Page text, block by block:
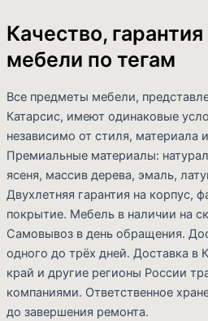
Качество,
мебели по тегам
Все предметы мебели,
Катарсис, имеют одинаковые
независимо от стиля, материала
Премиальные материалы:
ясеня, массив дерева, эмаль,
Двухлетняя гарантия на корпус,
покрытие. Мебель в наличии на
Самовывоз в день обращения.
одного до трёх дней. Доставка в
край и другие регионы России
компаниями. Ответственное
до завершения ремонта.